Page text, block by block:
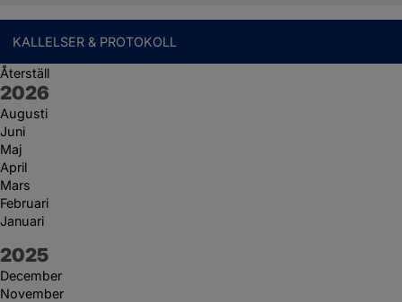
KALLELSER & PROTOKOLL
Återställ
År:
2026
Augusti
Juni
Maj
April
Mars
Februari
Januari
År:
2025
December
November